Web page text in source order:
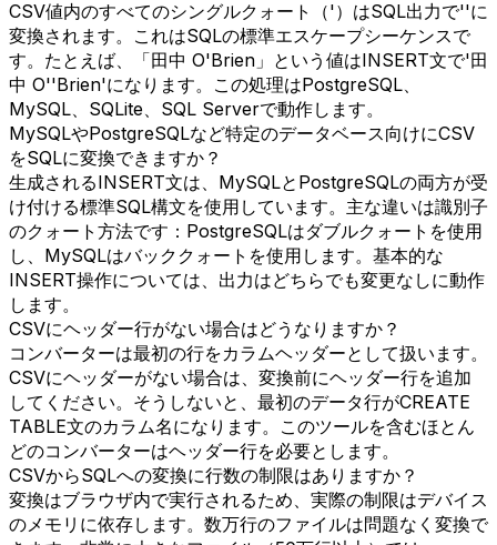
CSV値内のすべてのシングルクォート（'）はSQL出力で''に
変換されます。これはSQLの標準エスケープシーケンスで
す。たとえば、「田中 O'Brien」という値はINSERT文で'田
中 O''Brien'になります。この処理はPostgreSQL、
MySQL、SQLite、SQL Serverで動作します。
MySQLやPostgreSQLなど特定のデータベース向けにCSV
をSQLに変換できますか？
生成されるINSERT文は、MySQLとPostgreSQLの両方が受
け付ける標準SQL構文を使用しています。主な違いは識別子
のクォート方法です：PostgreSQLはダブルクォートを使用
し、MySQLはバッククォートを使用します。基本的な
INSERT操作については、出力はどちらでも変更なしに動作
します。
CSVにヘッダー行がない場合はどうなりますか？
コンバーターは最初の行をカラムヘッダーとして扱います。
CSVにヘッダーがない場合は、変換前にヘッダー行を追加
してください。そうしないと、最初のデータ行がCREATE
TABLE文のカラム名になります。このツールを含むほとん
どのコンバーターはヘッダー行を必要とします。
CSVからSQLへの変換に行数の制限はありますか？
変換はブラウザ内で実行されるため、実際の制限はデバイス
のメモリに依存します。数万行のファイルは問題なく変換で